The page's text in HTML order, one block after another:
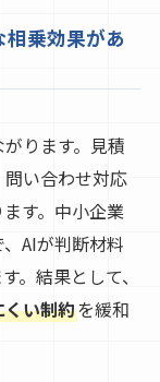
乗効果があ
ります。見積
い合わせ対応
す。中小企業
AIが判断材料
。結果として、
い制約を緩和